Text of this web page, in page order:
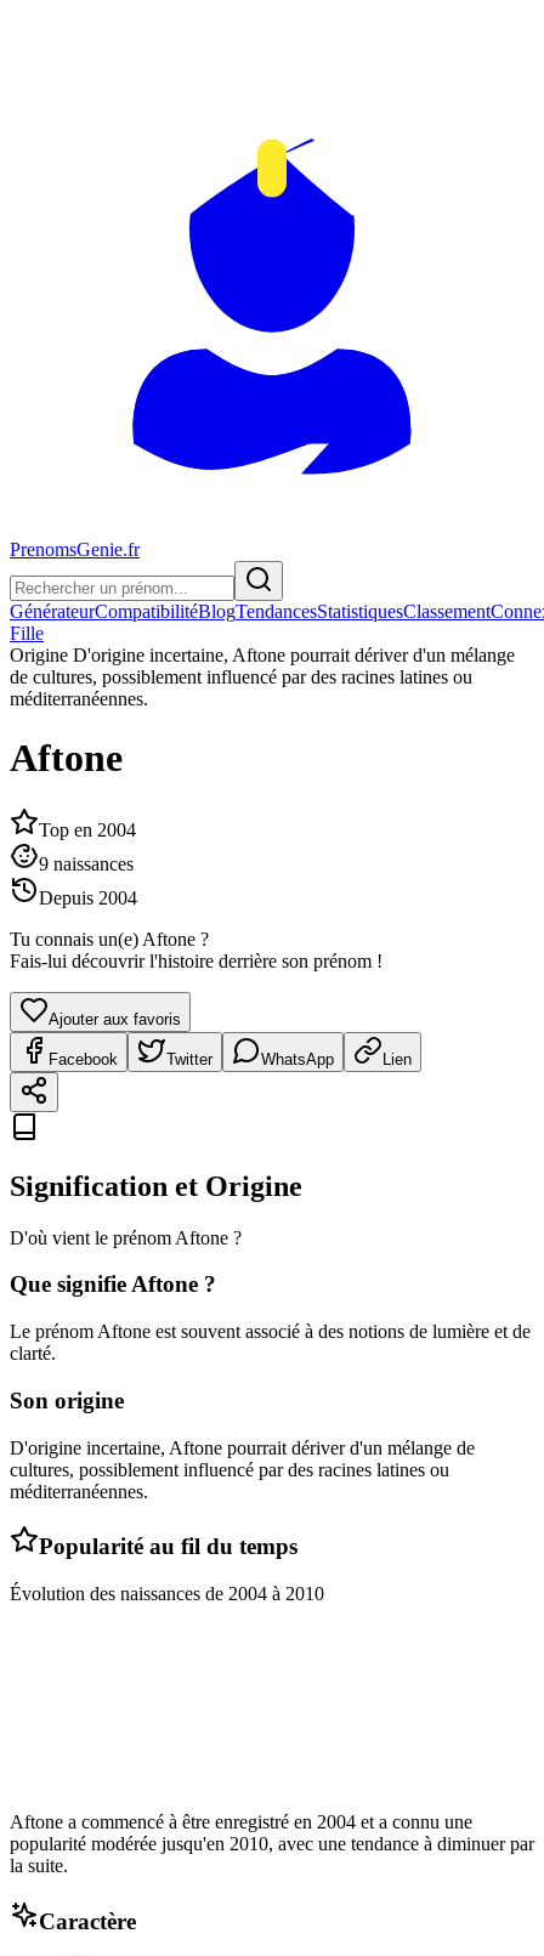
PrenomsGenie.fr
GénérateurCompatibilitéBlogTendancesStatistiquesClassement
Fille
Origine D'origine incertaine, Aftone pourrait dériver d'un mélange
de cultures, possiblement influencé par des racines latines ou
méditerranéennes.
Aftone
Top en 2004
9 naissances
Depuis 2004
Tu connais un(e) Aftone ?
Fais-lui découvrir l'histoire derrière son prénom !
Ajouter aux favoris
Facebook Twitter WhatsApp Lien
Signification et Origine
D'où vient le prénom Aftone ?
Que signifieAftone ?
Le prénom Aftone est souvent associé à des notions de lumière et de
clarté.
Son origine
D'origine incertaine, Aftone pourrait dériver d'un mélange de
cultures, possiblement influencé par des racines latines ou
méditerranéennes.
Popularité au fil du temps
Évolution des naissances de 2004 à 2010
Aftone a commencé à être enregistré en 2004 et a connu une
popularité modérée jusqu'en 2010, avec une tendance à diminuer par
la suite.
Caractère